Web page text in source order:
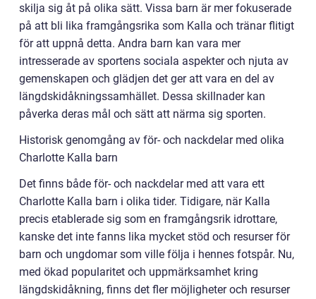
skilja sig åt på olika sätt. Vissa barn är mer fokuserade
på att bli lika framgångsrika som Kalla och tränar flitigt
för att uppnå detta. Andra barn kan vara mer
intresserade av sportens sociala aspekter och njuta av
gemenskapen och glädjen det ger att vara en del av
längdskidåkningssamhället. Dessa skillnader kan
påverka deras mål och sätt att närma sig sporten.
Historisk genomgång av för- och nackdelar med olika
Charlotte Kalla barn
Det finns både för- och nackdelar med att vara ett
Charlotte Kalla barn i olika tider. Tidigare, när Kalla
precis etablerade sig som en framgångsrik idrottare,
kanske det inte fanns lika mycket stöd och resurser för
barn och ungdomar som ville följa i hennes fotspår. Nu,
med ökad popularitet och uppmärksamhet kring
längdskidåkning, finns det fler möjligheter och resurser